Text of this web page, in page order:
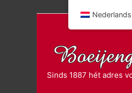
Sinds 1887 hét adres
Nederlands